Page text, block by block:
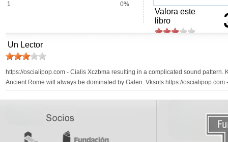
1
0%
Valora este
libro
Un Lector
https://oscialipop.com - Cialis Xczbma resulting in a complicated sound
Ancient Rome will always be dominated by Galen. Vksots https://